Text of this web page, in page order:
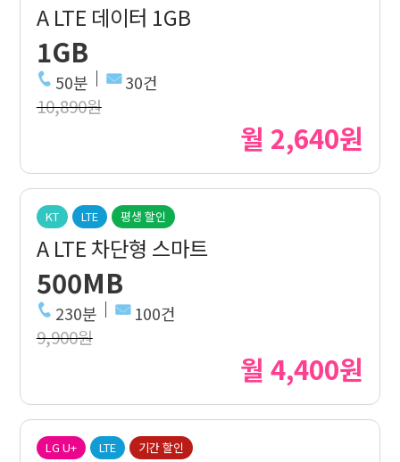
A LTE 데이터 1GB
1GB
50분 30건
10,890원
월 2,640원
KT LTE 평생 할인
A LTE 차단형 스마트
500MB
230분 100건
9,900원
월 4,400원
LG U+ LTE 기간 할인